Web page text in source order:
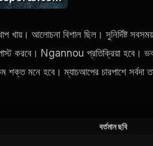
খায়। আলোচনা বিশাল ছিল। সুনির্দিষ্ট
করবে। Ngannou প্রতিক্রিয়া হবে।
মনে হবে। ম্যাচআপের চারপাশে সর্বদা
বর্তমান ছবি